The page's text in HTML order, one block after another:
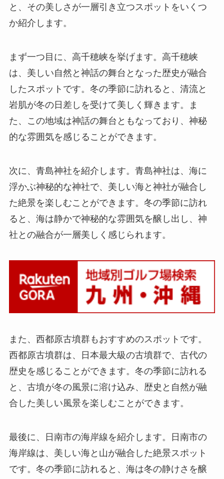
と、その美しさが一層引き立つスポットをいくつ
か紹介します。
まず一つ目に、高千穂峡を挙げます。高千穂峡
は、美しい自然と神話の舞台となった歴史が融合
したスポットです。冬の季節に訪れると、清流と
岩肌が冬の日差しを受けて美しく輝きます。ま
た、この地域は神話の舞台ともなっており、神秘
的な雰囲気を感じることができます。
次に、青島神社を紹介します。青島神社は、海に
浮かぶ神秘的な神社で、美しい海と神社が融合し
た絶景を楽しむことができます。冬の季節に訪れ
ると、海は静かで神秘的な雰囲気を醸し出し、神
社との融合が一層美しく感じられます。
また、西都原古墳群もおすすめのスポットです。
西都原古墳群は、日本最大級の古墳群で、古代の
歴史を感じることができます。冬の季節に訪れる
と、古墳が冬の風景に溶け込み、歴史と自然が融
合した美しい風景を楽しむことができます。
最後に、日南市の海岸線を紹介します。日南市の
海岸線は、美しい海と山が融合した絶景スポット
です。冬の季節に訪れると、海は冬の静けさを醸